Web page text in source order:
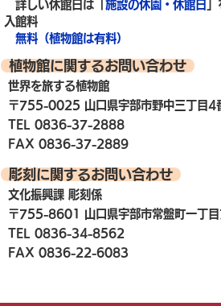
詳しい休館日は「施設の休園・休館日
入館料
無料（植物館は有料）
植物館に関するお問い合わせ
世界を旅する植物館
〒755-0025 山口県宇部市野中三丁目4
TEL 0836-37-2888
FAX 0836-37-2889
彫刻に関するお問い合わせ
文化振興課 彫刻係
〒755-8601 山口県宇部市常盤町一丁
TEL 0836-34-8562
FAX 0836-22-6083